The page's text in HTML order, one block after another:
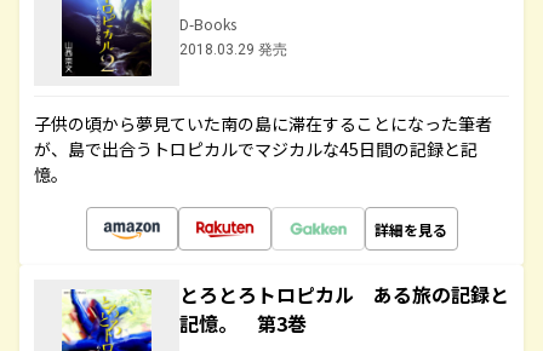
D-Books
2018.03.29 発売
子供の頃から夢見ていた南の島に滞在することになった筆者
が、島で出合うトロピカルでマジカルな45日間の記録と記
憶。
詳細を見る
とろとろトロピカル ある旅の記録と
記憶。 第3巻